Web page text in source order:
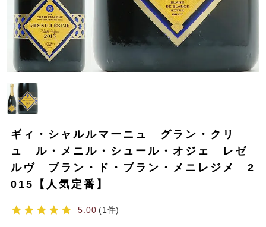
ギィ・シャルルマーニュ グラン・クリ
ュ ル・メニル・シュール・オジェ レゼ
ルヴ ブラン・ド・ブラン・メニレジメ 2
015【人気定番】
5.00 1